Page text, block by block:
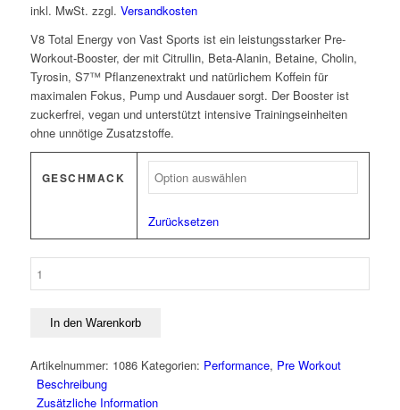
inkl. MwSt. zzgl. Versandkosten
V8 Total Energy von Vast Sports ist ein leistungsstarker Pre-
Workout-Booster, der mit Citrullin, Beta-Alanin, Betaine, Cholin,
Tyrosin, S7™ Pflanzenextrakt und natürlichem Koffein für
maximalen Fokus, Pump und Ausdauer sorgt. Der Booster ist
zuckerfrei, vegan und unterstützt intensive Trainingseinheiten
ohne unnötige Zusatzstoffe.
GESCHMACK
Zurücksetzen
EnergyIn den Warenkorb
Artikelnummer: 1086 Kategorien: Performance, Pre Workout
Beschreibung
Zusätzliche Information